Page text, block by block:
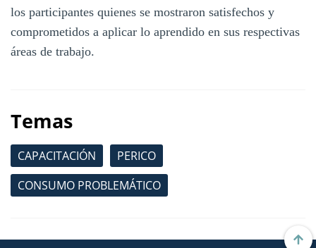
los participantes quienes se mostraron satisfechos y
comprometidos a aplicar lo aprendido en sus respectivas
áreas de trabajo.
Temas
CAPACITACIÓN
PERICO
CONSUMO PROBLEMÁTICO